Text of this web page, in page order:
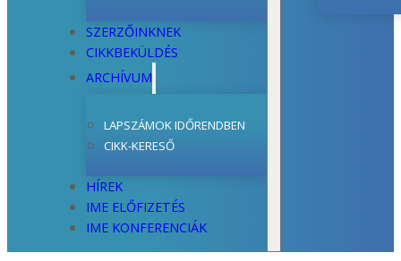
SZERZŐINKNEK
CIKKBEKÜLDÉS
ARCHÍVUM
LAPSZÁMOK IDŐRENDBEN
CIKK-KERESŐ
HÍREK
IME ELŐFIZETÉS
IME KONFERENCIÁK